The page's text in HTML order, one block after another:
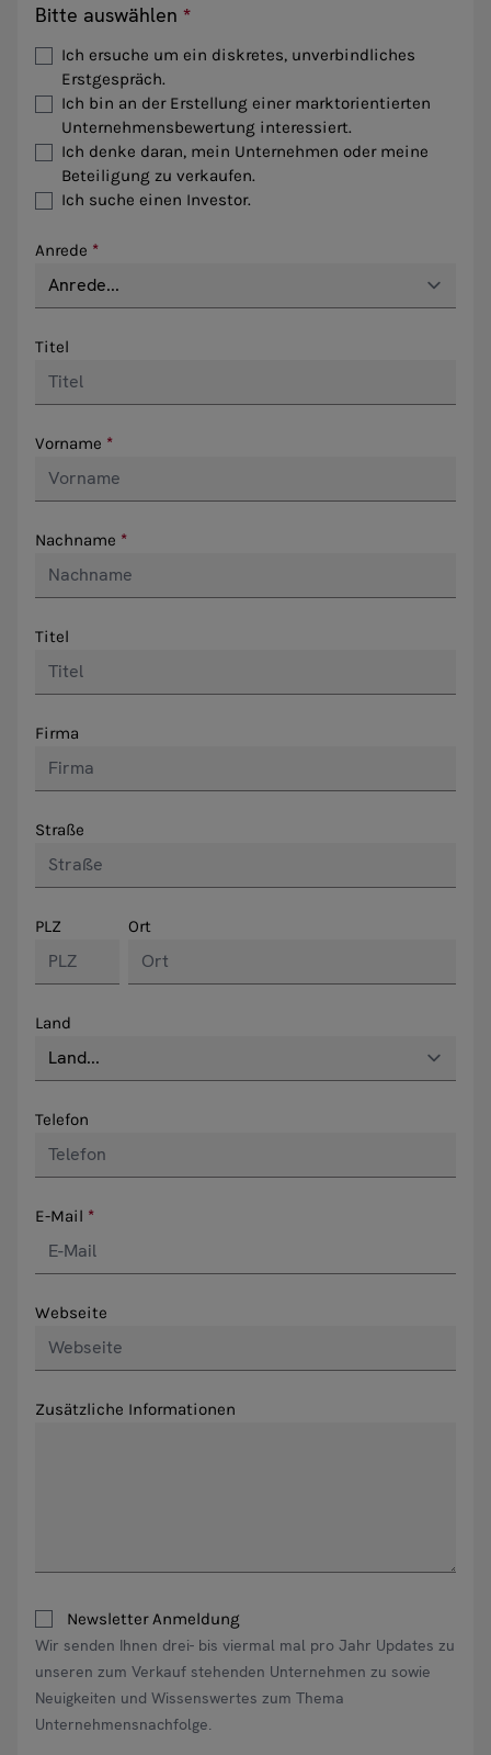
Bitte auswählen
Ich ersuche um ein diskretes, unverbindliches
Erstgespräch.
Ich bin an der Erstellung einer marktorientierten
Unternehmensbewertung interessiert.
Ich denke daran, mein Unternehmen oder meine
Beteiligung zu verkaufen.
Ich suche einen Investor.
Anrede
Titel
Vorname
Nachname
Titel
Firma
Straße
PLZ Ort
Land
Telefon
E-Mail
Webseite
Zusätzliche Informationen
Newsletter Anmeldung
Wir senden Ihnen drei- bis viermal mal pro Jahr Updates zu
unseren zum Verkauf stehenden Unternehmen zu sowie
Neuigkeiten und Wissenswertes zum Thema
Unternehmensnachfolge.